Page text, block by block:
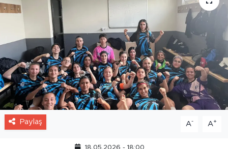
Paylaş A- A+
18.05.2026 - 18:00